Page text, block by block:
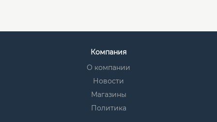
Компания
О компании
Новости
Магазины
Политика